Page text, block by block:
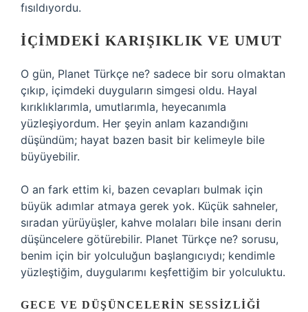
fısıldıyordu.
İÇIMDEKI KARIŞIKLIK VE UMUT
O gün, Planet Türkçe ne? sadece bir soru olmaktan
çıkıp, içimdeki duyguların simgesi oldu. Hayal
kırıklıklarımla, umutlarımla, heyecanımla
yüzleşiyordum. Her şeyin anlam kazandığını
düşündüm; hayat bazen basit bir kelimeyle bile
büyüyebilir.
O an fark ettim ki, bazen cevapları bulmak için
büyük adımlar atmaya gerek yok. Küçük sahneler,
sıradan yürüyüşler, kahve molaları bile insanı derin
düşüncelere götürebilir. Planet Türkçe ne? sorusu,
benim için bir yolculuğun başlangıcıydı; kendimle
yüzleştiğim, duygularımı keşfettiğim bir yolculuktu.
GECE VE DÜŞÜNCELERIN SESSIZLIĞI